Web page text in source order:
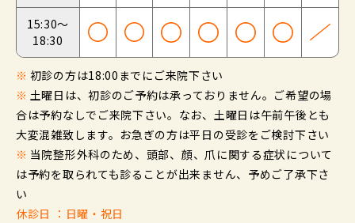
15:30～
18:30
※ 初診の方は18:00までにご来院下さい
※ 土曜日は、初診のご予約は承っておりません。ご希望の場
合は予約なしでご来院下さい。なお、土曜日は午前午後とも
大変混雑致します。お急ぎの方は平日の受診をご検討下さい
※ 当院整形外科のため、頭部、顔、爪に関する症状について
は予約を取られても診ることが出来ません、予めご了承下さ
い
休診日 ：日曜・祝日